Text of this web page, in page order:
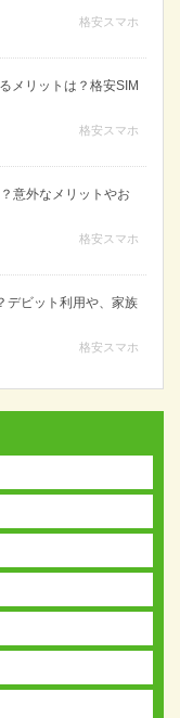
格安スマホ
メリットは？格安SIM
格安スマホ
意外なメリットやお
格安スマホ
デビット利用や、家族
格安スマホ